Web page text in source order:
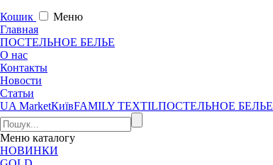
Кошик
Меню
Главная
ПОСТЕЛЬНОЕ БЕЛЬЕ
О нас
Контакты
Новости
Статьи
UA MarketКиївFAMILY TEXTILПОСТЕЛЬНОЕ БЕЛЬЕ
Меню каталогу
НОВИНКИ